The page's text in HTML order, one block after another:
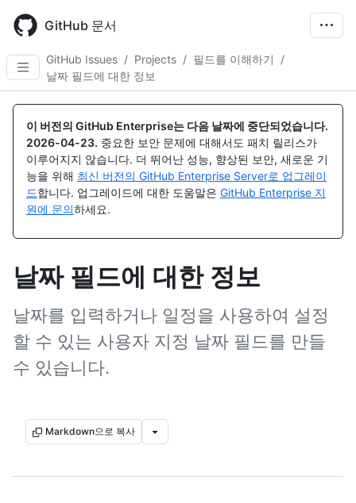
main
content
GitHub 문서
GitHub Issues / Projects / 필드를 이해하기
/
날짜 필드에 대한 정보
이 버전의 GitHub Enterprise는 다음 날짜에 중단되었습니다.
2026-04-23. 중요한 보안 문제에 대해서도 패치 릴리스가
이루어지지 않습니다. 더 뛰어난 성능, 향상된 보안, 새로운 기
능을 위해 최신 버전의 GitHub Enterprise Server로 업그레이
드합니다. 업그레이드에 대한 도움말은 GitHub Enterprise 지
원에 문의하세요.
날짜 필드에 대한 정보
날짜를 입력하거나 일정을 사용하여 설정
할 수 있는 사용자 지정 날짜 필드를 만들
수 있습니다.
Markdown으로 복사